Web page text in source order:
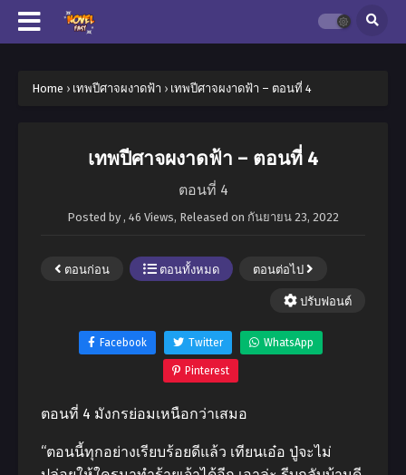
Home › เทพปีศาจผงาดฟ้า › เทพปีศาจผงาดฟ้า – ตอนที่ 4
เทพปีศาจผงาดฟ้า – ตอนที่ 4
ตอนที่ 4
Posted by , 46 Views, Released on กันยายน 23, 2022
ตอนก่อน ตอนทั้งหมด ตอนต่อไป
ปรับฟอนต์
Facebook Twitter WhatsApp
Pinterest
ตอนที่ 4 มังกรย่อมเหนือกว่าเสมอ
“ตอนนี้ทุกอย่างเรียบร้อยดีแล้ว เทียนเอ๋อ ปู่จะไม่